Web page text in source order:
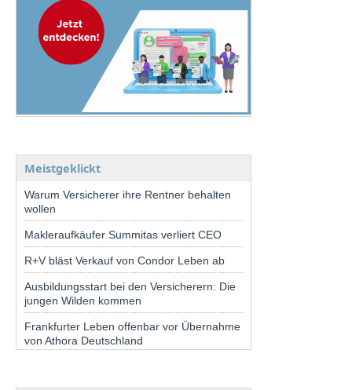
Meistgeklickt
Warum Versicherer ihre Rentner behalten
wollen
Makleraufkäufer Summitas verliert CEO
R+V bläst Verkauf von Condor Leben ab
Ausbildungsstart bei den Versicherern: Die
jungen Wilden kommen
Frankfurter Leben offenbar vor Übernahme
von Athora Deutschland